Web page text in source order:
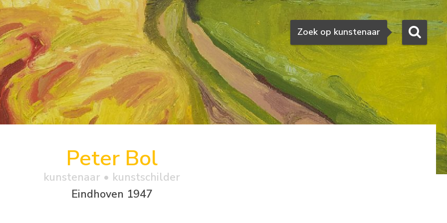
Zoeken
Zoek op kunstenaar
Peter Bol
kunstenaar • kunstschilder
Eindhoven 1947